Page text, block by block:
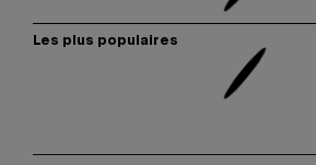
Les plus populaires